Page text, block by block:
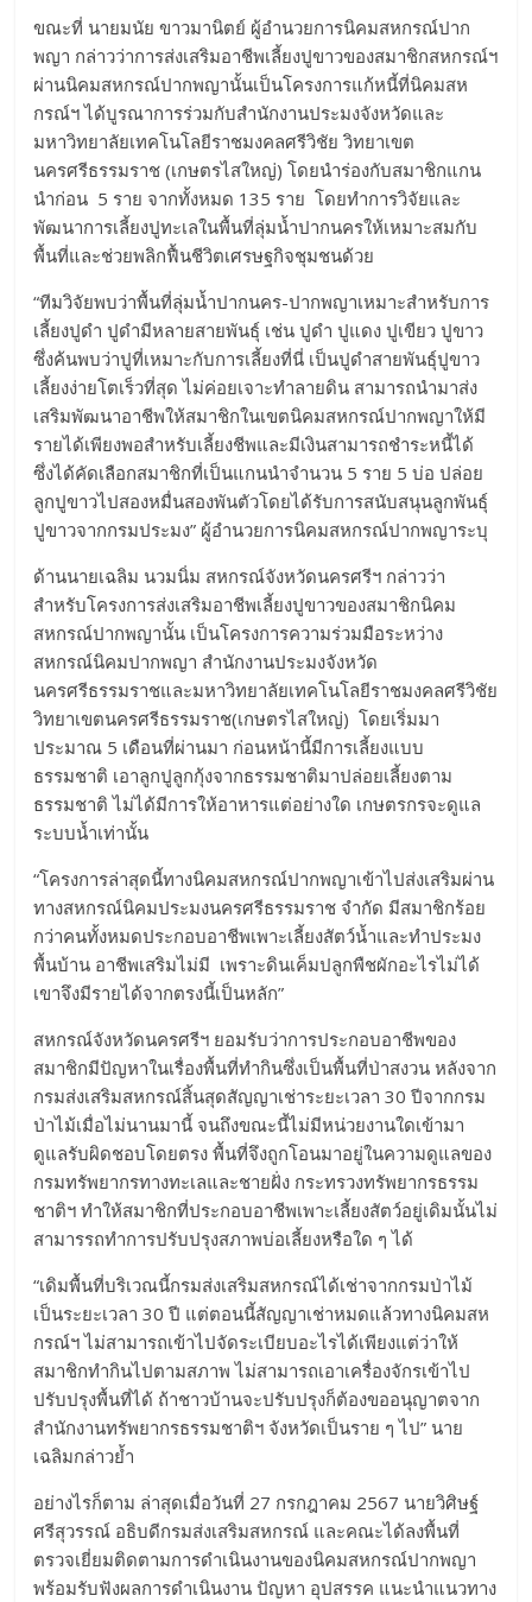
ขณะที่ นายมนัย ขาวมานิตย์ ผู้อำนวยการนิคมสหกรณ์ปาก
พญา กล่าวว่าการส่งเสริมอาชีพเลี้ยงปูขาวของสมาชิกสหกรณ์ฯ
ผ่านนิคมสหกรณ์ปากพญานั้นเป็นโครงการแก้หนี้ที่นิคมสห
กรณ์ฯ ได้บูรณาการร่วมกับสำนักงานประมงจังหวัดและ
มหาวิทยาลัยเทคโนโลยีราชมงคลศรีวิชัย วิทยาเขต
นครศรีธรรมราช (เกษตรไสใหญ่) โดยนำร่องกับสมาชิกแกน
นำก่อน 5 ราย จากทั้งหมด 135 ราย โดยทำการวิจัยและ
พัฒนาการเลี้ยงปูทะเลในพื้นที่ลุ่มน้ำปากนครให้เหมาะสมกับ
พื้นที่และช่วยพลิกฟื้นชีวิตเศรษฐกิจชุมชนด้วย
“ทีมวิจัยพบว่าพื้นที่ลุ่มน้ำปากนคร-ปากพญาเหมาะสำหรับการ
เลี้ยงปูดำ ปูดำมีหลายสายพันธุ์ เช่น ปูดำ ปูแดง ปูเขียว ปูขาว
ซึ่งค้นพบว่าปูที่เหมาะกับการเลี้ยงที่นี่ เป็นปูดำสายพันธุ์ปูขาว
เลี้ยงง่ายโตเร็วที่สุด ไม่ค่อยเจาะทำลายดิน สามารถนำมาส่ง
เสริมพัฒนาอาชีพให้สมาชิกในเขตนิคมสหกรณ์ปากพญาให้มี
รายได้เพียงพอสำหรับเลี้ยงชีพและมีเงินสามารถชำระหนี้ได้
ซึ่งได้คัดเลือกสมาชิกที่เป็นแกนนำจำนวน 5 ราย 5 บ่อ ปล่อย
ลูกปูขาวไปสองหมื่นสองพันตัวโดยได้รับการสนับสนุนลูกพันธุ์
ปูขาวจากกรมประมง” ผู้อำนวยการนิคมสหกรณ์ปากพญาระบุ
ด้านนายเฉลิม นวมนิ่ม สหกรณ์จังหวัดนครศรีฯ กล่าวว่า
สำหรับโครงการส่งเสริมอาชีพเลี้ยงปูขาวของสมาชิกนิคม
สหกรณ์ปากพญานั้น เป็นโครงการความร่วมมือระหว่าง
สหกรณ์นิคมปากพญา สำนักงานประมงจังหวัด
นครศรีธรรมราชและมหาวิทยาลัยเทคโนโลยีราชมงคลศรีวิชัย
วิทยาเขตนครศรีธรรมราช(เกษตรไสใหญ่) โดยเริ่มมา
ประมาณ 5 เดือนที่ผ่านมา ก่อนหน้านี้มีการเลี้ยงแบบ
ธรรมชาติ เอาลูกปูลูกกุ้งจากธรรมชาติมาปล่อยเลี้ยงตาม
ธรรมชาติ ไม่ได้มีการให้อาหารแต่อย่างใด เกษตรกรจะดูแล
ระบบน้ำเท่านั้น
“โครงการล่าสุดนี้ทางนิคมสหกรณ์ปากพญาเข้าไปส่งเสริมผ่าน
ทางสหกรณ์นิคมประมงนครศรีธรรมราช จำกัด มีสมาชิกร้อย
กว่าคนทั้งหมดประกอบอาชีพเพาะเลี้ยงสัตว์น้ำและทำประมง
พื้นบ้าน อาชีพเสริมไม่มี เพราะดินเค็มปลูกพืชผักอะไรไม่ได้
เขาจึงมีรายได้จากตรงนี้เป็นหลัก”
สหกรณ์จังหวัดนครศรีฯ ยอมรับว่าการประกอบอาชีพของ
สมาชิกมีปัญหาในเรื่องพื้นที่ทำกินซึ่งเป็นพื้นที่ป่าสงวน หลังจาก
กรมส่งเสริมสหกรณ์สิ้นสุดสัญญาเช่าระยะเวลา 30 ปีจากกรม
ป่าไม้เมื่อไม่นานมานี้ จนถึงขณะนี้ไม่มีหน่วยงานใดเข้ามา
ดูแลรับผิดชอบโดยตรง พื้นที่จึงถูกโอนมาอยู่ในความดูแลของ
กรมทรัพยากรทางทะเลและชายฝั่ง กระทรวงทรัพยากรธรรม
ชาติฯ ทำให้สมาชิกที่ประกอบอาชีพเพาะเลี้ยงสัตว์อยู่เดิมนั้นไม่
สามารรถทำการปรับปรุงสภาพบ่อเลี้ยงหรือใด ๆ ได้
“เดิมพื้นที่บริเวณนี้กรมส่งเสริมสหกรณ์ได้เช่าจากกรมป่าไม้
เป็นระยะเวลา 30 ปี แต่ตอนนี้สัญญาเช่าหมดแล้วทางนิคมสห
กรณ์ฯ ไม่สามารถเข้าไปจัดระเบียบอะไรได้เพียงแต่ว่าให้
สมาชิกทำกินไปตามสภาพ ไม่สามารถเอาเครื่องจักรเข้าไป
ปรับปรุงพื้นที่ได้ ถ้าชาวบ้านจะปรับปรุงก็ต้องขออนุญาตจาก
สำนักงานทรัพยากรธรรมชาติฯ จังหวัดเป็นราย ๆ ไป” นาย
เฉลิมกล่าวย้ำ
อย่างไรก็ตาม ล่าสุดเมื่อวันที่ 27 กรกฎาคม 2567 นายวิศิษฐ์
ศรีสุวรรณ์ อธิบดีกรมส่งเสริมสหกรณ์ และคณะได้ลงพื้นที่
ตรวจเยี่ยมติดตามการดำเนินงานของนิคมสหกรณ์ปากพญา
พร้อมรับฟังผลการดำเนินงาน ปัญหา อุปสรรค แนะนำแนวทาง